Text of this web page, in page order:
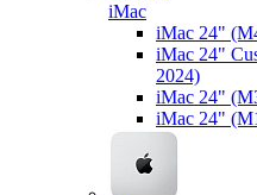
iMac
iMac 24"
iMac 24"
2024)
iMac 24"
iMac 24"